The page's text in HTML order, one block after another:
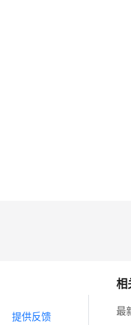
相
最
提供反馈